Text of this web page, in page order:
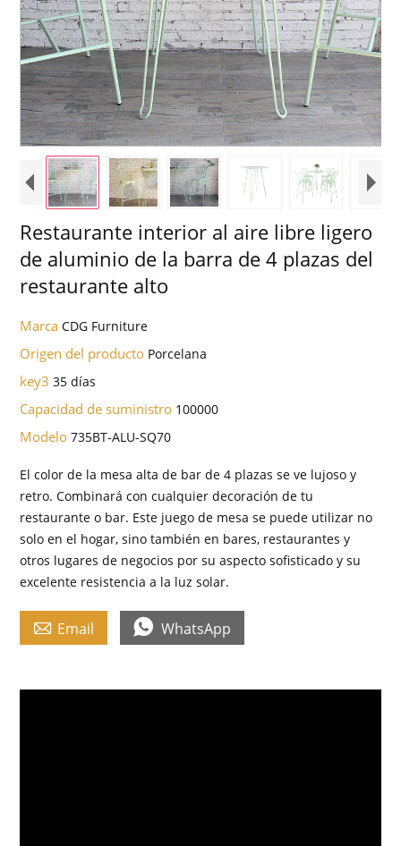
Restaurante interior al aire libre ligero
de aluminio de la barra de 4 plazas del
restaurante alto
MarcaCDG Furniture
Origen del producto Porcelana
key335 días
Capacidad de suministro 100000
Modelo735BT-ALU-SQ70
El color de la mesa alta de bar de 4 plazas se ve lujoso y
retro. Combinará con cualquier decoración de tu
restaurante o bar. Este juego de mesa se puede utilizar no
solo en el hogar, sino también en bares, restaurantes y
otros lugares de negocios por su aspecto sofisticado y su
excelente resistencia a la luz solar.
 Email  WhatsApp